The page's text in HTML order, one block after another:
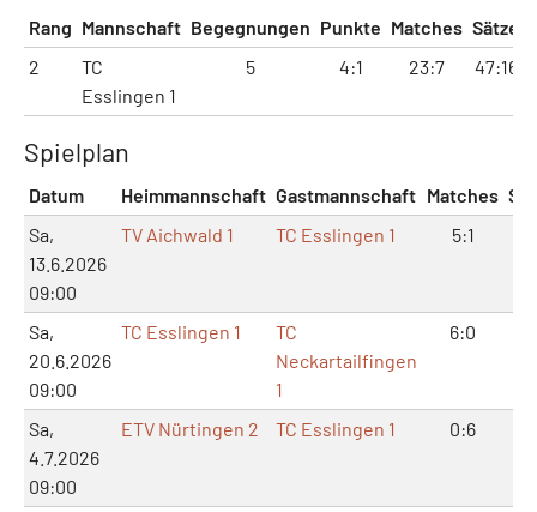
Rang Mannschaft Begegnungen Punkte Matches Sätze
2
TC
Esslingen 1
5 4:1 23:7 47:16
Spielplan
Datum Heimmannschaft Gastmannschaft Matches
Sa,
13.6.2026
09:00
TV Aichwald 1 TC Esslingen 1 5:1
Sa,
20.6.2026
09:00
TC Esslingen 1
TC
Neckartailfingen
1
6:0
Sa,
4.7.2026
09:00
ETV Nürtingen 2 TC Esslingen 1 0:6